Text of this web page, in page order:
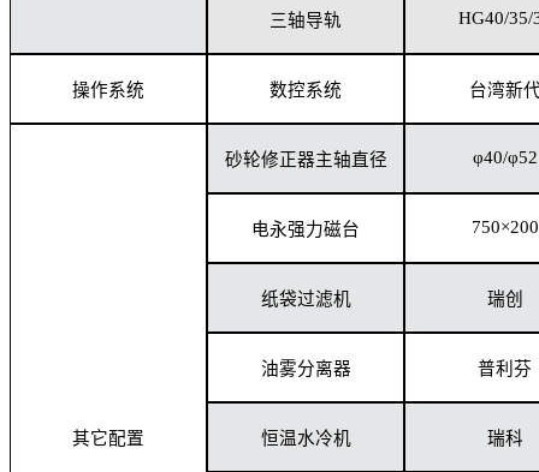
三轴导轨 HG40/35/
操作系统 数控系统 台湾新
其它配置
砂轮修正器主轴直径 φ40/φ52
电永强力磁台 750×200
纸袋过滤机 瑞创
油雾分离器 普利芬
恒温水冷机 瑞科